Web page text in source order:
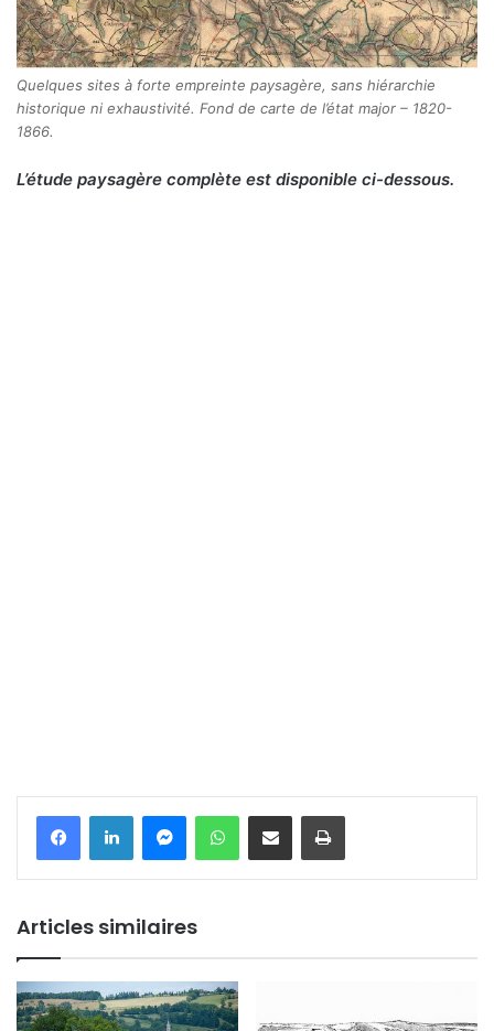
Quelques sites à forte empreinte paysagère, sans hiérarchie
historique ni exhaustivité. Fond de carte de l’état major – 1820-
1866.
L’étude paysagère complète est disponible ci-dessous.
Articles similaires